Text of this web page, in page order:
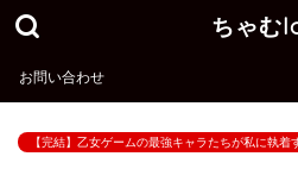
ちゃむ
お問い合わせ
【完結】乙女ゲームの最強キャラたちが私に執着